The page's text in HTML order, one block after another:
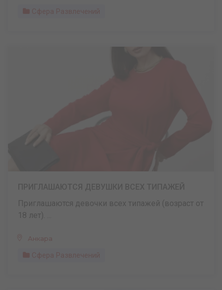
Сфера Развлечений
Приглашаются девочки всех типажей (возраст от
18 лет). ...
Анкара
Сфера Развлечений